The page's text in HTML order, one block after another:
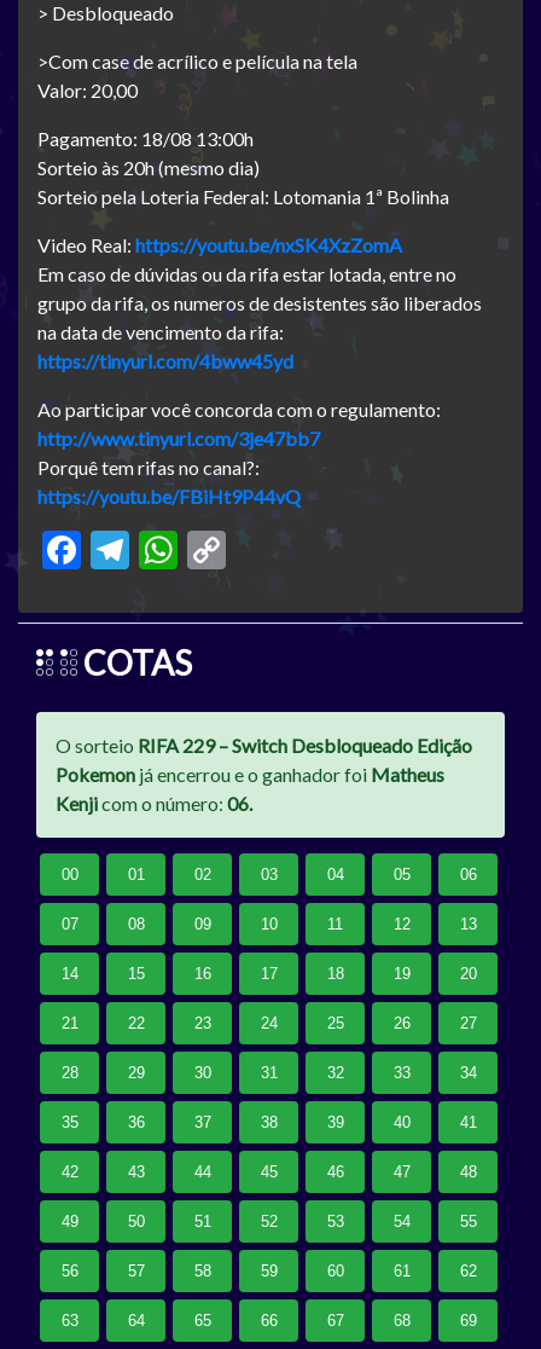
> Desbloqueado
>Com case de acrílico e película na tela
Valor: 20,00
Pagamento: 18/08 13:00h
Sorteio às 20h (mesmo dia)
Sorteio pela Loteria Federal: Lotomania 1ª Bolinha
Video Real: https://youtu.be/nxSK4XzZomA
Em caso de dúvidas ou da rifa estar lotada, entre no
grupo da rifa, os numeros de desistentes são liberados
na data de vencimento da rifa:
https://tinyurl.com/4bww45yd
Ao participar você concorda com o regulamento:
http://www.tinyurl.com/3je47bb7
Porquê tem rifas no canal?:
https://youtu.be/FBiHt9P44vQ
Facebook
Telegram
WhatsApp
COTAS
O sorteio RIFA 229 – Switch Desbloqueado Edição
Pokemon já encerrou e o ganhador foi Matheus
Kenjicom o número: 06.
00 01 02 03 04 05 06
07 08 09 10 11 12 13
14 15 16 17 18 19 20
21 22 23 24 25 26 27
28 29 30 31 32 33 34
35 36 37 38 39 40 41
42 43 44 45 46 47 48
49 50 51 52 53 54 55
56 57 58 59 60 61 62
63 64 65 66 67 68 69